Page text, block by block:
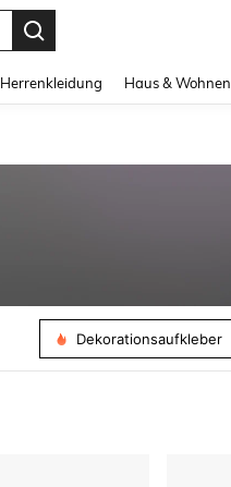
Herrenkleidung Haus & Wohnen
Falsche Wimpern
Dekorationsaufkleber